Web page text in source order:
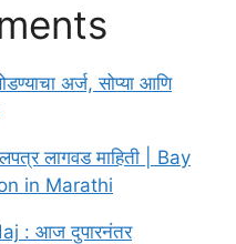
अर्ज, सोप्या आणि
लागवड माहिती | Bay
in Marathi
: आज दुपारनंतर